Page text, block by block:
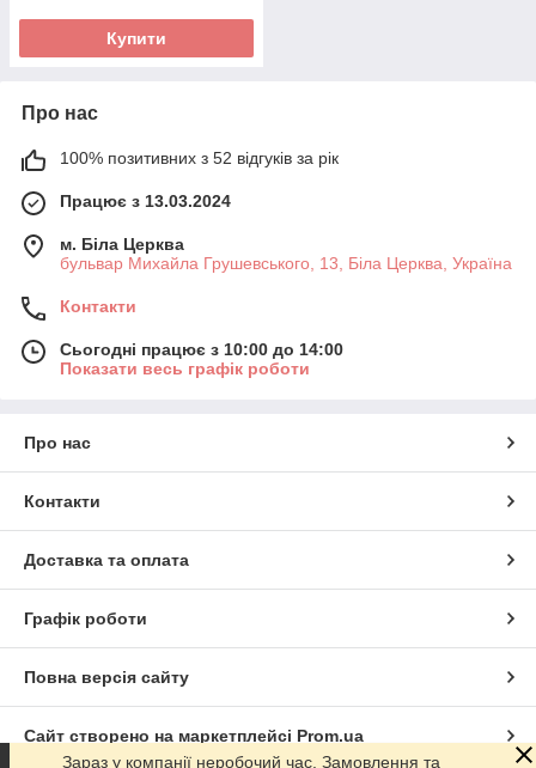
Купити
Про нас
100% позитивних з 52 відгуків за рік
Працює з 13.03.2024
м. Біла Церква
бульвар Михайла Грушевського, 13, Біла Церква, Україна
Контакти
Сьогодні працює з 10:00 до 14:00
Показати весь графік роботи
Про нас
Контакти
Доставка та оплата
Графік роботи
Повна версія сайту
Сайт створено на маркетплейсі Prom.ua
Зараз у компанії неробочий час. Замовлення та